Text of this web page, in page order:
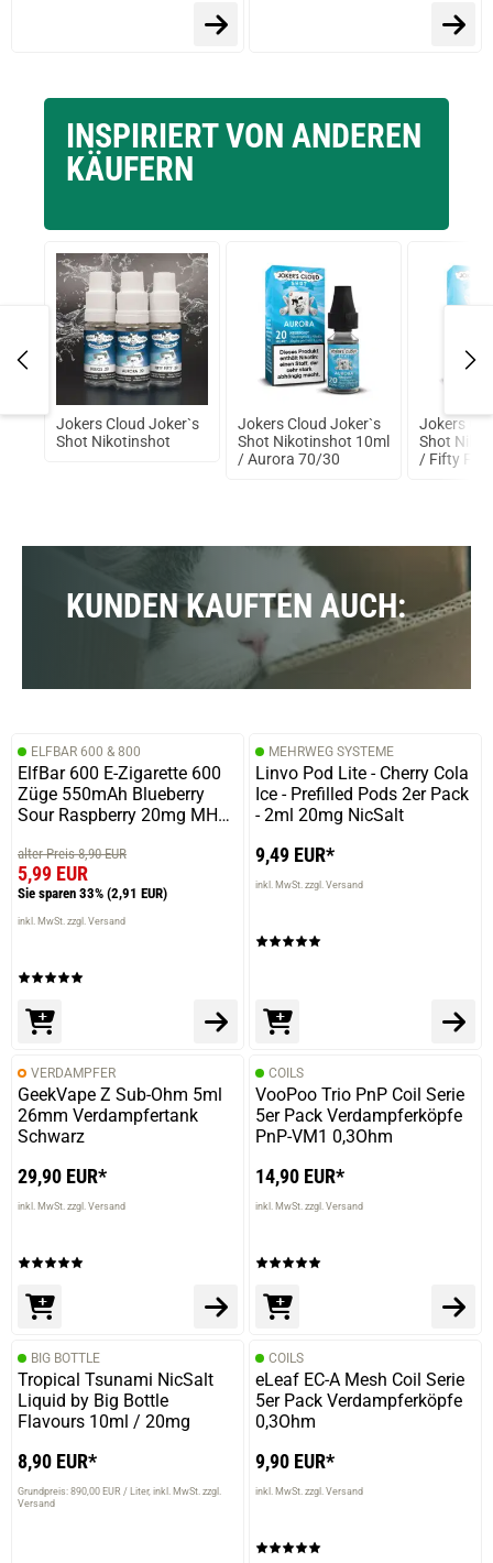
INSPIRIERT VON ANDEREN
KÄUFERN
Jokers Cloud Joker`s
Shot Nikotinshot
Jokers Cloud Joker`s
Shot Nikotinshot 10ml
/ Aurora 70/30
Jokers
Shot
/ Fifty Fifty
KUNDEN KAUFTEN AUCH:
ELFBAR 600 & 800
ElfBar 600 E-Zigarette 600
Züge 550mAh Blueberry
Sour Raspberry 20mg MHD
alter Preis 8,90 EUR
5,99 EUR
Sie sparen 33% (2,91 EUR)
inkl. MwSt. zzgl. Versand
MEHRWEG SYSTEME
Linvo Pod Lite - Cherry Cola
Ice - Prefilled Pods 2er Pack
- 2ml 20mg NicSalt
9,49 EUR*
inkl. MwSt. zzgl. Versand
VERDAMPFER
GeekVape Z Sub-Ohm 5ml
26mm Verdampfertank
Schwarz
29,90 EUR*
inkl. MwSt. zzgl. Versand
COILS
VooPoo Trio PnP Coil Serie
5er Pack Verdampferköpfe
PnP-VM1 0,3Ohm
14,90 EUR*
inkl. MwSt. zzgl. Versand
BIG BOTTLE
Tropical Tsunami NicSalt
Liquid by Big Bottle
Flavours 10ml / 20mg
8,90 EUR*
Grundpreis: 890,00 EUR / Liter inkl. MwSt. zzgl.
Versand
COILS
eLeaf EC-A Mesh Coil Serie
5er Pack Verdampferköpfe
0,3Ohm
9,90 EUR*
inkl. MwSt. zzgl. Versand